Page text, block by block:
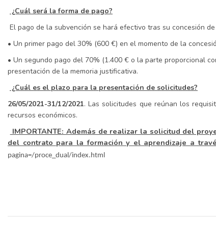
¿Cuál será la forma de pago?
El pago de la subvención se hará efectivo tras su concesión
• Un primer pago del 30% (600 €) en el momento de la
• Un segundo pago del 70% (1.400 € o la parte proporcional
presentación de la memoria justificativa.
¿Cuál es el plazo para la presentación de solicitudes?
26/05/2021-31/12/2021. Las solicitudes que reúnan los
recursos económicos.
IMPORTANTE: Además de realizar la solicitud del
del contrato para la formación y el aprendizaje a
pagina=/proce_dual/index.html